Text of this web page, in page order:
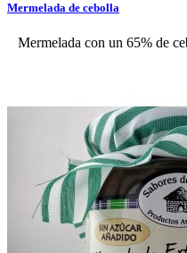
Mermelada de cebolla
Mermelada con un 65% de